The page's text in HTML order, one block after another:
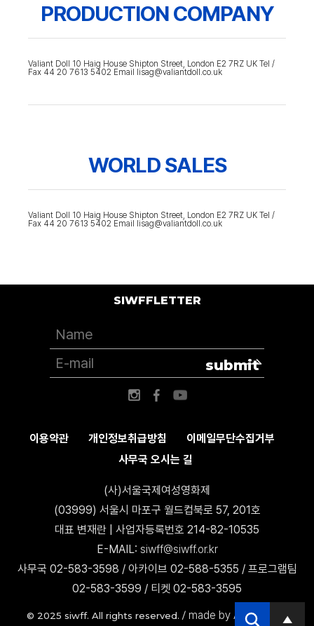
PRODUCTION COMPANY
Valiant Doll 10 Haig House Shipton Street, London E2 7RZ UK Tel /
Fax 44 20 7613 5402 Email lisag@valiantdoll.co.uk
WORLD SALES
Valiant Doll 10 Haig House Shipton Street, London E2 7RZ UK Tel /
Fax 44 20 7613 5402 Email lisag@valiantdoll.co.uk
이용약관 개인정보취급방침
이메일무단수집거부
사무국 오시는 길
(사)서울국제여성영화제
(03999) 서울시 마포구 월드컵북로 57, 201호
대표 변재란 | 사업자등록번호 214-82-10535
E-MAIL: siwff@siwff.or.kr
사무국 02-583-3598 / 아카이브 02-588-5355 / 프로그램팀
02-583-3599 / 티켓 02-583-3595
© 2025 siwff. All rights reserved. / made by AccessICT
SIWFFLETTER
submit